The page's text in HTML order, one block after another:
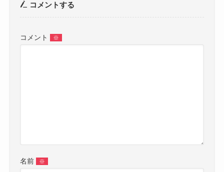
コメントする
コメント ※
名前 ※